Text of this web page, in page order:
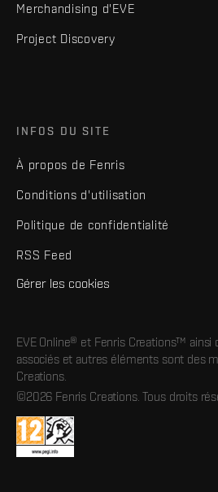
Merchandising d'EVE
Project Discovery
INFOS DU SITE
À propos de Fenris
Conditions d'utilisation
Politique de confidentialité
RSS Feed
Gérer les cookies
EVE Online® et Fenris Creations™ ainsi
associés et autres éléments sont des
Creations.
©2026 Fenris Creations. Tous droits